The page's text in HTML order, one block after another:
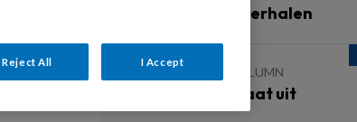
Inspirerende verhalen
31 JULI 2026 COLUMN
Ontvanger staat uit
Reject All I Accept